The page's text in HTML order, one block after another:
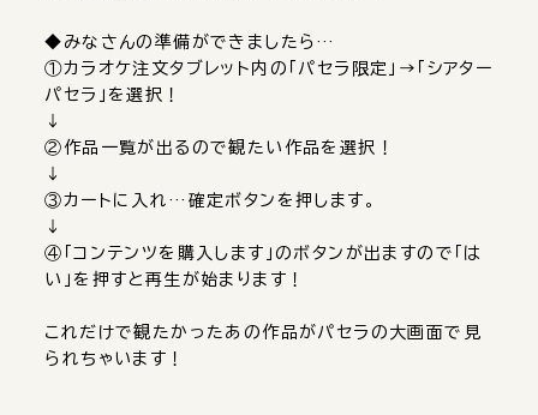
◆みなさんの準備ができましたら…
①カラオケ注文タブレット内の「パセラ限定」→「シアター
パセラ」を選択！
↓
②作品一覧が出るので観たい作品を選択！
↓
③カートに入れ…確定ボタンを押します。
↓
④「コンテンツを購入します」のボタンが出ますので「は
い」を押すと再生が始まります！
これだけで観たかったあの作品がパセラの大画面で見
られちゃいます！